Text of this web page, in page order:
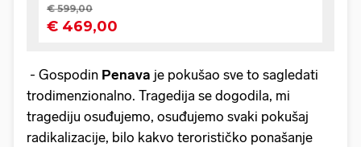
- Gospodin Penava je pokušao sve to sagledati
trodimenzionalno. Tragedija se dogodila, mi
tragediju osuđujemo, osuđujemo svaki pokušaj
radikalizacije, bilo kakvo terorističko ponašanje